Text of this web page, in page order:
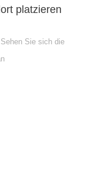
platzieren
Sehen Sie sich die